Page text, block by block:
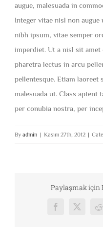
augue, malesuada in
Integer vitae nisl non
nibh ipsum, vitae semper
imperdiet. Ut a nisl sit amet
pharetra lectus in arcu
pellentesque. Etiam laoreet
malesuada ut. Class
per conubia nostra, per
By admin | Kasım 27th, 2012 |
Paylaşmak için
Facebook
X